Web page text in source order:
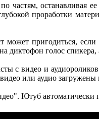
частям,
проработки
пригодиться,
диктофон голос
с видео и
или аудио загружены
Ютуб автоматически